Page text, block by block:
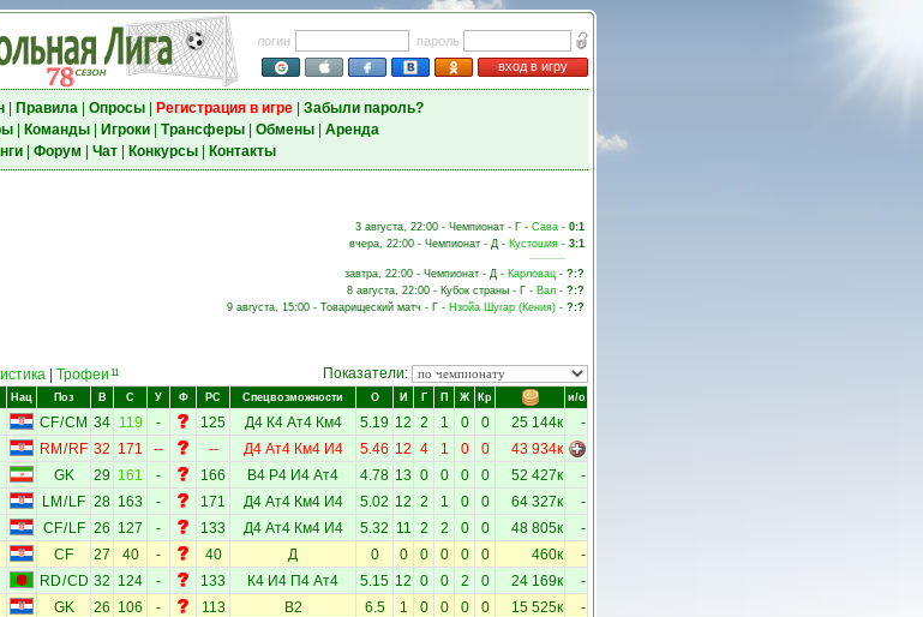
логин
пароль
вход в игру
| Правила| Опросы| Регистрация в игре| Забыли пароль?
| Команды| Игроки| Трансферы| Обмены| Аренда
| Форум Чат| Конкурсы| Контакты
3 августа, 22:00 - Чемпионат - Г - Сава - 0:1
вчера, 22:00 - Чемпионат - Д - Кустошия - 3:1
завтра, 22:00 - Чемпионат - Д - Карловац - ?:?
8 августа, 22:00 - Кубок страны - Г - Вал - ?:?
9 августа, 15:00 - Товарищеский матч - Г - Нзойа Шугар (Кения) - ?:?
Трофеи 11 Показатели:
Нац Поз В С У Ф РС Спецвозможности О И Г П Ж Кр и/о
CF/CM 34 119 - 125 Д4 К4 Ат4 Км4 5.19 12 2 1 0 0 25 144к -
RM / RF 32 171 -- -- Д4 Ат4 Км4 И4 5.46 12 4 1 0 0 43 934к
GK 29 161 - 166 В4 Р4 И4 Ат4 4.78 13 0 0 0 0 52 427к -
LM / LF 28 163 - 171 Д4 Ат4 Км4 И4 5.02 12 2 1 0 0 64 327к -
CF/LF 26 127 - 133 Д4 Ат4 Км4 И4 5.32 11 2 2 0 0 48 805к -
CF 27 40 - 40 Д 0 0 0 0 0 0 460к -
RD/CD 32 124 - 133 К4 И4 П4 Ат4 5.15 12 0 0 2 0 24 169к -
GK 26 106 - 113 В2 6.5 1 0 0 0 0 15 525к -